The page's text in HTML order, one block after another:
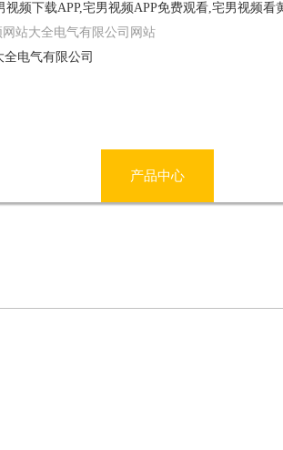
频下载APP,宅男视频APP免费观看,宅男视频看
站大全电气有限公司网站
产品中心